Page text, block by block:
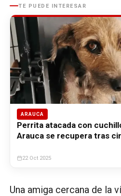
TE PUEDE INTERESAR
ARAUCA
Perrita atacada con
Arauca se recupera tras
22 Oct 2025
Una amiga cercana de la